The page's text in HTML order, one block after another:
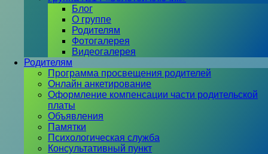
Блог
О группе
Родителям
Фотогалерея
Видеогалерея
Родителям
Программа просвещения родителей
Онлайн анкетирование
Оформление компенсации части родительской
платы
Объявления
Памятки
Психологическая служба
Консультативный пункт